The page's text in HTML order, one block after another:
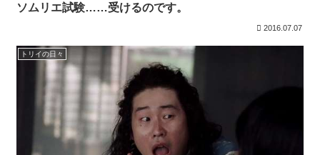
ソムリエ試験……受けるのです。
2016.07.07
トリイの日々